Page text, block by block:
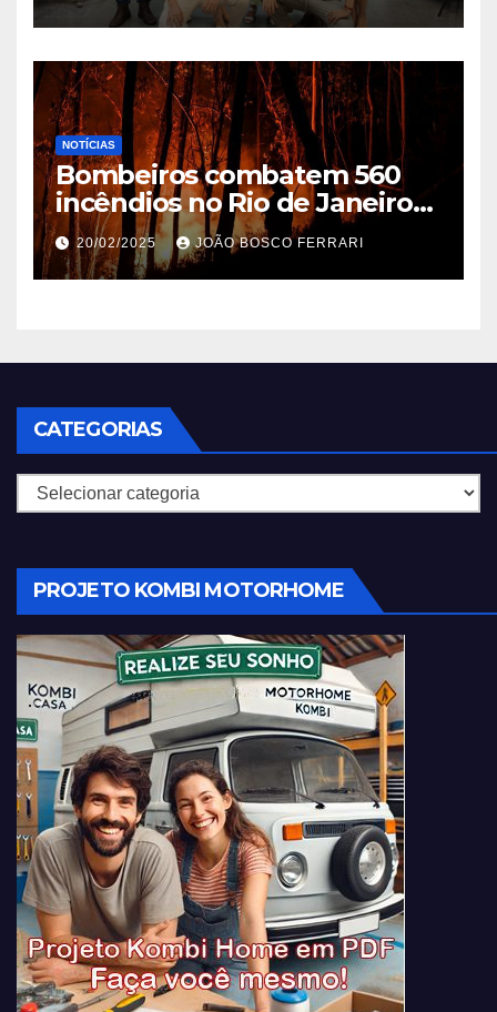
NOTÍCIAS
Bombeiros combatem 560
incêndios no Rio de Janeiro
em 2025
20/02/2025 JOÃO BOSCO FERRARI
CATEGORIAS
Categorias
PROJETO KOMBI MOTORHOME